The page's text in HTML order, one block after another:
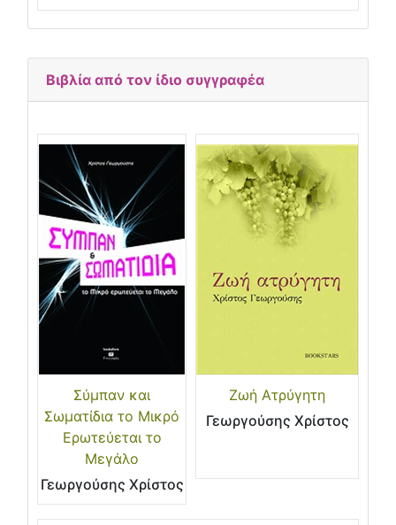
Βιβλία από τον ίδιο συγγραφέα
Σύμπαν και
Σωματίδια το Μικρό
Ερωτεύεται το
Μεγάλο
Γεωργούσης Χρίστος
Ζωή Ατρύγητη
Γεωργούσης Χρίστος